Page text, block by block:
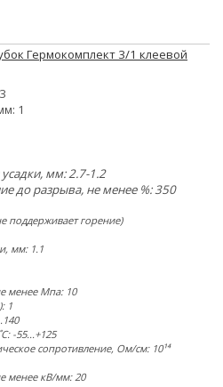
Гермокомплект 3/1 клеевой
1
мм: 2.7-1.2
до разрыва, не менее %: 350
поддерживает горение)
мм: 1.1
менее Мпа: 10
1
-55...+125
сопротивление, Ом/см: 10¹⁴
менее кВ/мм: 20